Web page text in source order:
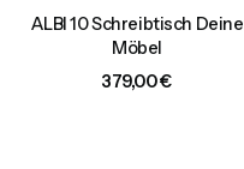
ALBI 10 Schreibtisch Deine
Möbel
Preis
379,00 €